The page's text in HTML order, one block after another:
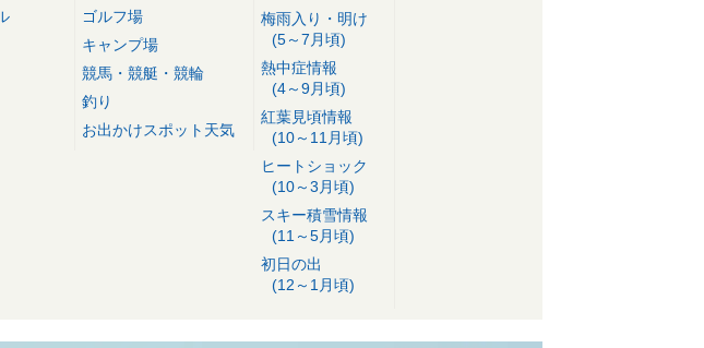
ゴルフ場
キャンプ場
競馬・競艇・競輪
釣り
お出かけスポット天気
梅雨入り・明け
(5～7月頃)
熱中症情報
(4～9月頃)
紅葉見頃情報
(10～11月頃)
ヒートショック
(10～3月頃)
スキー積雪情報
(11～5月頃)
初日の出
(12～1月頃)